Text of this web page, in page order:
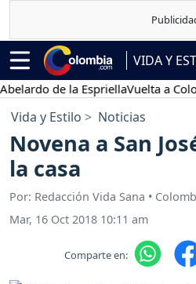
VIDA Y
de la EspriellaVuelta a Colombia
Vida y Estilo Noticias
Novena a San
la casa
Por: Redacción Vida Sana •
Mar, 16 Oct 2018 10:11 am
Comparte en: